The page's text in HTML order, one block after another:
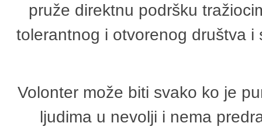
pruže direktnu podršku
tolerantnog i otvorenog društva
Volonter može biti svako ko je
ljudima u nevolji i nema